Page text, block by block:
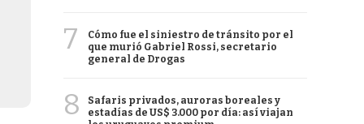
7
Cómo fue el siniestro de tránsito por el
que murió Gabriel Rossi, secretario
general de Drogas
8
Safaris privados, auroras boreales y
estadías de US$ 3.000 por día: así viajan